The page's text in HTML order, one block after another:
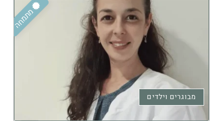
מבוגרים וילדים
מתמחה